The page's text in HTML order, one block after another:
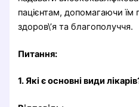
пацієнтам, допомагаючи їм
здоров\’я та благополуччя.
Питання:
1. Які є основні види